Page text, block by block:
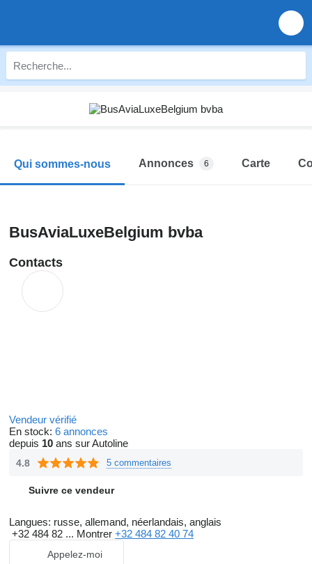
Qui sommes-nous Annonces 6 Carte
BusAviaLuxeBelgium bvba
Contacts
Vendeur vérifié
En stock: 6 annonces
depuis 10 ans sur Autoline
4.8 5 commentaires
Suivre ce vendeur
Langues: russe, allemand, néerlandais, anglais
+32 484 82 ... Montrer +32 484 82 40 74
Appelez-moi